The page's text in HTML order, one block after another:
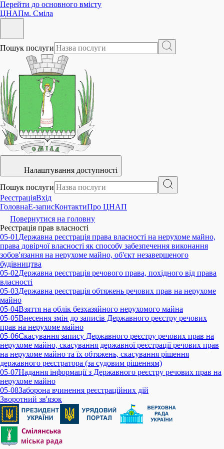
Перейти до основного вмісту
ЦНАПм. Сміла
Пошук послуги
Налаштування доступності
Пошук послуги
РеєстраціяВхід
ГоловнаE-записКонтактиПро ЦНАП
Повернутися на головну
Реєстрація прав власності
05-01 Державна реєстрація права власності на нерухоме майно,
права довірчої власності як способу забезпечення виконання
зобов'язання на нерухоме майно, об'єкт незавершеного
будівництва
05-02Державна реєстрація речового права, похідного від права
власності
05-03Державна реєстрація обтяжень речових прав на нерухоме
майно
05-04Взяття на облік безхазяйного нерухомого майна
05-05Внесення змін до записів Державного реєстру речових
прав на нерухоме майно
05-06Скасування запису Державного реєстру речових прав на
нерухоме майно, скасування державної реєстрації речових прав
на нерухоме майно та їх обтяжень, скасування рішення
державного реєстратора (за судовим рішенням)
05-07Надання інформації з Державного реєстру речових прав на
нерухоме майно
05-08Заборона вчинення реєстраційних дій
Зворотний зв'язок